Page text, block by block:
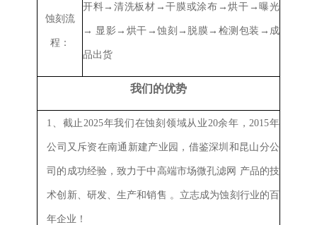
蚀刻流
程：
开料→清洗板材→干膜或涂布→烘干→曝光
→ 显影→烘干→蚀刻→脱膜→检测包装→成
品出货
我们的优势
1、 截止2025年我们在蚀刻领域从业20余年，2015年
公司又斥资在南通新建产业园，借鉴深圳和昆山分公
司的成功经验，致力于中高端市场微孔滤网 产品的技
术创新、研发、生产和销售 。 立志成为蚀刻行业的百
年企业！